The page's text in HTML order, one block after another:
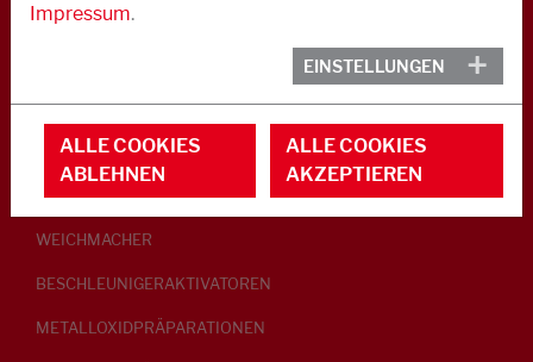
GLEITMITTEL
PEPTISATOREN
KLEBRIGMACHER / HOMOGENISATOREN
WEICHMACHER
BESCHLEUNIGERAKTIVATOREN
METALLOXIDPRÄPARATIONEN
Impressum.
EINSTELLUNGEN
ALLE COOKIES
ABLEHNEN
ALLE COOKIES
AKZEPTIEREN